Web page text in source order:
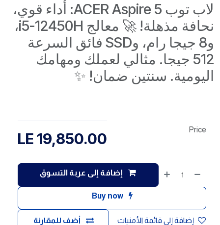
لاب توب ACER Aspire 5: أداء قوي،
نحافة مذهلة! 🚀 معالج i5-12450H،
و8 جيجا رام، وSSD فائق السرعة
512 جيجا. مثالي لعملك ومهامك
اليومية. سنتين ضمان! ✨
إضافة إلى عربة التسوق
Buy now
أضف للمقارنة إضافة إلى قائمة الأمنيات
Price
19,850.00